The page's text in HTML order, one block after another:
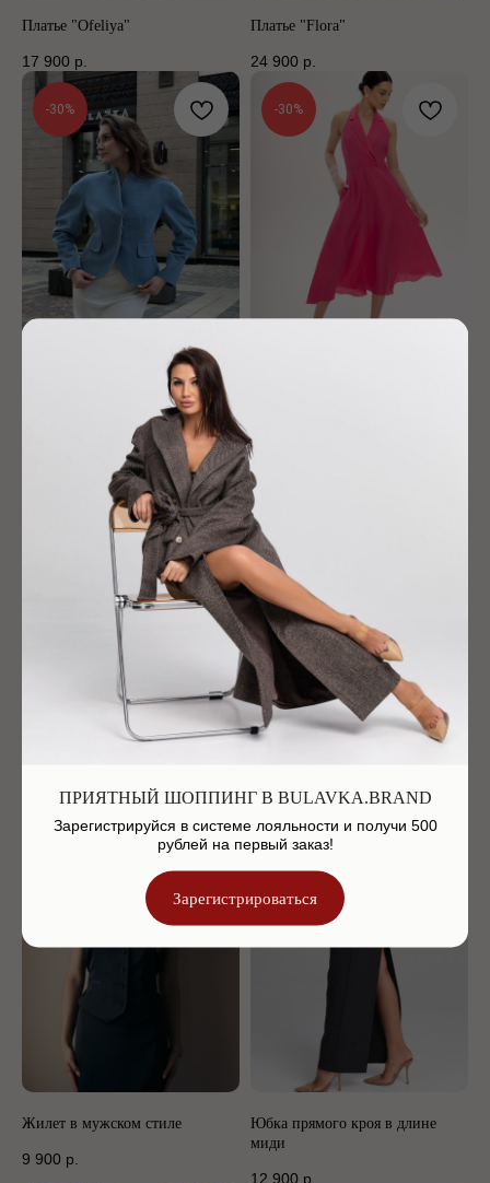
Платье "Ofeliya"
17 900 р.
Платье "Flora"
24 900 р.
-30% -30%
24 900 р. 9 900 р.
Жилет в мужском стиле
9 900 р.
Юбка прямого кроя в длине
миди
12 900 р.
ПРИЯТНЫЙ ШОППИНГ В BULAVKA.BRAND
Зарегистрируйся в системе лояльности и получи 500
рублей на первый заказ!
Зарегистрироваться